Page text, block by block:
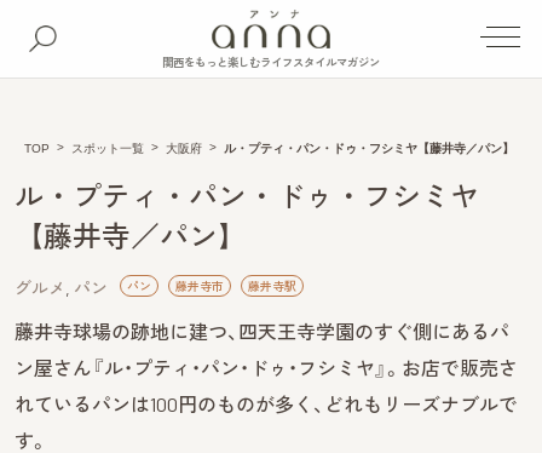
関西をもっと楽しむライフスタイルマガジン
TOP スポット一覧 大阪府 ル・プティ・パン・ドゥ・フシミヤ【藤井寺／パン】
ル・プティ・パン・ドゥ・フシミヤ
【藤井寺／パン】
グルメ パン パン 藤井寺市 藤井寺駅
藤井寺球場の跡地に建つ、四天王寺学園のすぐ側にあるパ
ン屋さん『ル・プティ・パン・ドゥ・フシミヤ』。お店で販売さ
れているパンは100円のものが多く、どれもリーズナブルで
す。